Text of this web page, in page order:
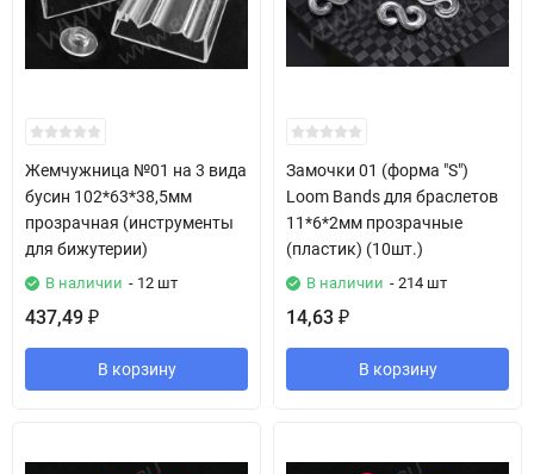
Жемчужница №01 на 3 вида
бусин 102*63*38,5мм
прозрачная (инструменты
для бижутерии)
В наличии - 12 шт
437,49 ₽
В корзину
Замочки 01 (форма "S")
Loom Bands для браслетов
11*6*2мм прозрачные
(пластик) (10шт.)
В наличии - 214 шт
14,63 ₽
В корзину